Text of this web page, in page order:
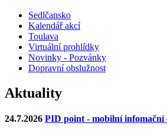
Sedlčansko
Kalendář akcí
Toulava
Virtuální prohlídky
Novinky - Pozvánky
Dopravní obslužnost
Aktuality
24.7.2026 PID point - mobilní infomační